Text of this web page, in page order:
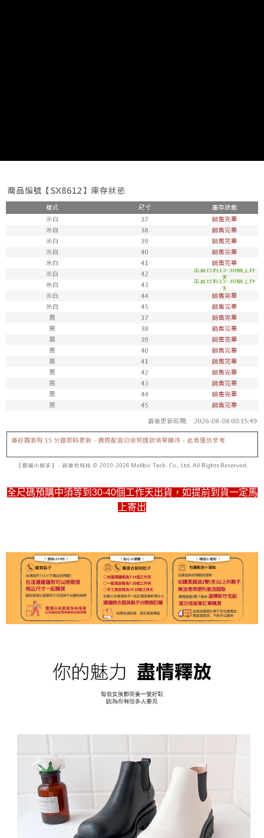
全尺碼預購中須等到30-40個工作天出貨，如提前到貨一定馬
上寄出